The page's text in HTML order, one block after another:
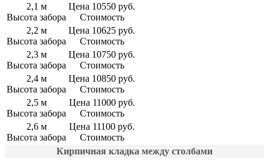
2,1 м
Высота забора
Цена 10550 руб.
Стоимость
2,2 м
Высота забора
Цена 10625 руб.
Стоимость
2,3 м
Высота забора
Цена 10750 руб.
Стоимость
2,4 м
Высота забора
Цена 10850 руб.
Стоимость
2,5 м
Высота забора
Цена 11000 руб.
Стоимость
2,6 м
Высота забора
Цена 11100 руб.
Стоимость
Кирпичная кладка между столбами